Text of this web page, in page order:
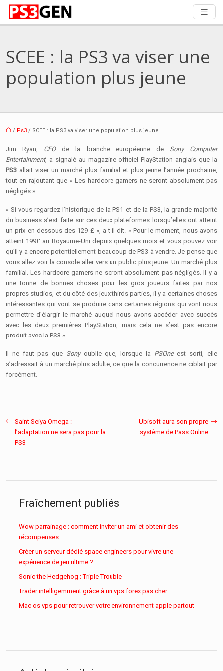
SCEE : la PS3 va viser une
population plus jeune
/ Ps3 / SCEE : la PS3 va viser une population plus jeune
Jim Ryan, CEOde la branche européenne de Sony Computer
Entertainment, a signalé au magazine officiel PlayStation anglais que la
PS3 allait viser un marché plus familial et plus jeune l’année prochaine,
tout en rajoutant que « Les hardcore gamers ne seront absolument pas
négligés ».
« Si vous regardez l’historique de la PS1 et de la PS3, la grande majorité
du business s’est faite sur ces deux plateformes lorsqu’elles ont atteint
un prix en dessous des 129 £ », a-t-il dit. « Pour le moment, nous avons
atteint 199£ au Royaume-Uni depuis quelques mois et vous pouvez voir
qu’il y a encore potentiellement beaucoup de PS3 à vendre. Je pense que
vous allez voir la console aller vers un public plus jeune. Un marché plus
familial. Les hardcore gamers ne seront absolument pas négligés. Il y a
une tonne de bonnes choses pour les gros joueurs faites par nos
propres studios, et du côté des jeux thirds parties, il y a certaines choses
intéressantes qui vont se produire dans certaines régions qui vont nous
permettre d’élargir le marché auquel nous avons accéder avec succès
avec les deux premières PlayStation, mais cela ne s’est pas encore
produit avec la PS3 ».
Il ne faut pas que Sony oublie que, lorsque la PSOneest sorti, elle
s’adressait à un marché plus adulte, ce que la concurrence ne ciblait par
forcément.
Saint Seiya Omega :
l’adaptation ne sera pas pour la
PS3
Ubisoft aura son propre
système de Pass Online
Fraîchement publiés
Wow parrainage : comment inviter un ami et obtenir des
récompenses
Créer un serveur dédié space engineers pour vivre une
expérience de jeu ultime ?
Sonic the Hedgehog : Triple Trouble
Trader intelligemment grâce à un vps forex pas cher
Mac os vps pour retrouver votre environnement apple partout